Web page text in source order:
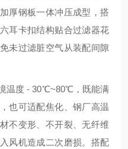
厚钢板一体冲压成型，搭
耳卡扣结构贴合过滤器花
未过滤脏空气从装配间隙
温度 - 30℃~80℃，既能满
也可适配焦化、钢厂高温
不变形、不开裂、无纤维
风机造成二次磨损。搭配